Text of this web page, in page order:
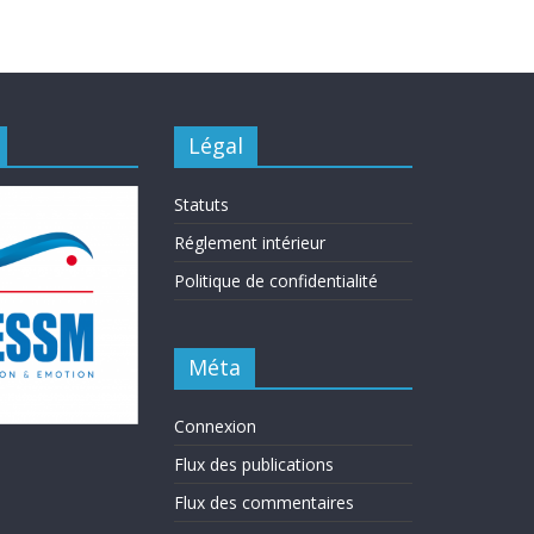
Légal
Statuts
Réglement intérieur
Politique de confidentialité
Méta
Connexion
Flux des publications
Flux des commentaires